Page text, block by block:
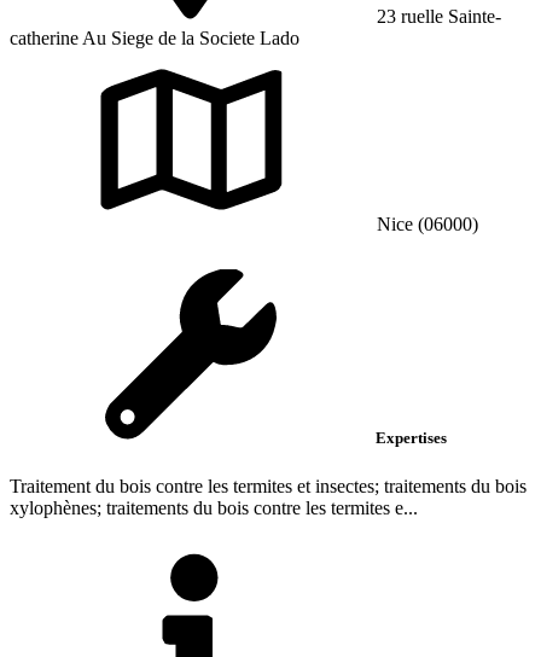
23 ruelle Sainte-
catherine Au Siege de la Societe Lado
Nice (06000)
Expertises
Traitement du bois contre les termites et insectes; traitements du bois
xylophènes; traitements du bois contre les termites e...